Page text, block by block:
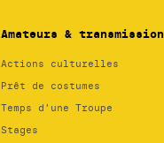
Amateurs & transmission
Actions culturelles
Prêt de costumes
Temps d’une Troupe
Stages